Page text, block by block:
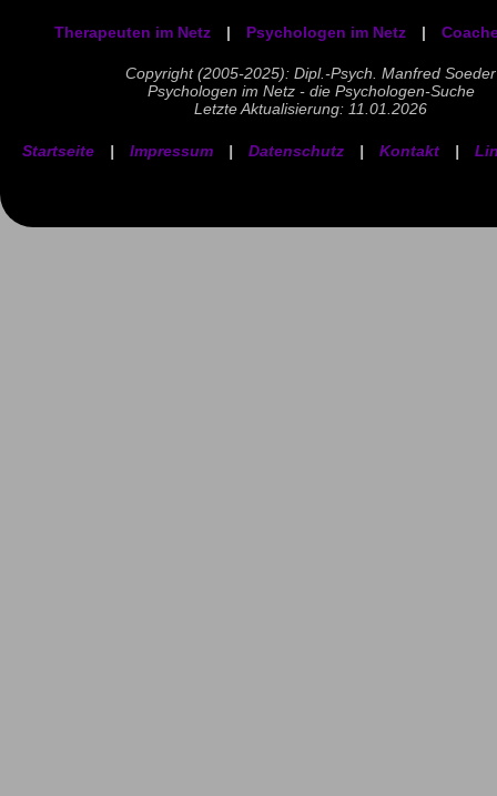
Therapeuten im Netz | Psychologen im Netz |
Copyright (2005-2025): Dipl.-Psych. Manfred Soeder
Psychologen im Netz - die Psychologen-Suche
Letzte Aktualisierung: 11.01.2026
Startseite | Impressum | Datenschutz | Kontakt |